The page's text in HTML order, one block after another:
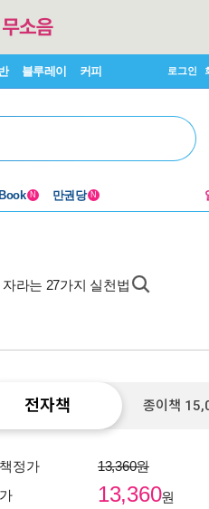
블루레이 커피 로그인
N 만권당 N
라는 27가지 실천법
전자책 종이책
정가
13,360원
13,360원